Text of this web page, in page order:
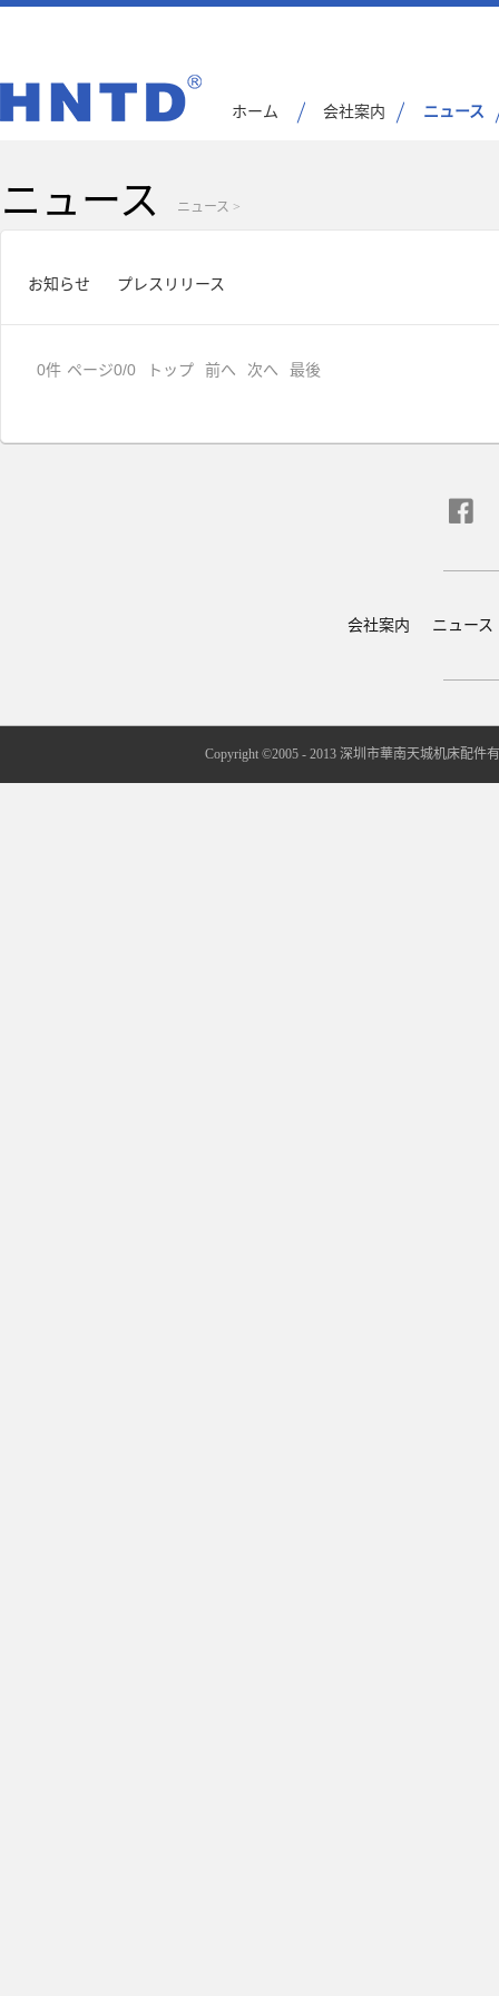
ホーム 会社案内 ニュース
ニュース ニュース >
お知らせ プレスリリース
0件 ページ0/0 トップ 前へ 次へ 最後
会社案内 ニュース
Copyright ©2005 - 2013 深圳市華南天城机床配件